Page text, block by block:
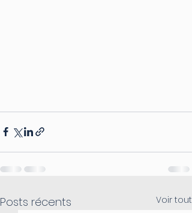
Posts récents Voir tout